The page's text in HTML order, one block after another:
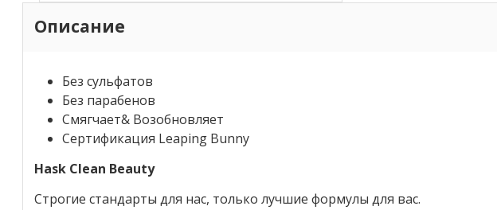
Описание
Без сульфатов
Без парабенов
Смягчает& Возобновляет
Сертификация Leaping Bunny
Hask Clean Beauty
Строгие стандарты для нас, только лучшие формулы для вас.